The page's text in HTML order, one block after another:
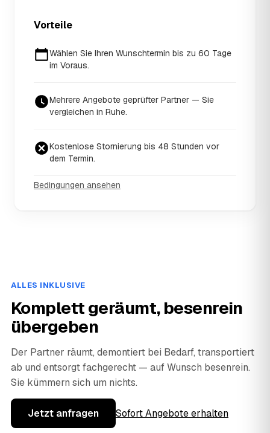
Vorteile
Wählen Sie Ihren Wunschtermin bis zu 60 Tage
im Voraus.
Mehrere Angebote geprüfter Partner — Sie
vergleichen in Ruhe.
Kostenlose Stornierung bis 48 Stunden vor
dem Termin.
Bedingungen ansehen
ALLES INKLUSIVE
Komplett geräumt, besenrein
übergeben
Der Partner räumt, demontiert bei Bedarf, transportiert
ab und entsorgt fachgerecht — auf Wunsch besenrein.
Sie kümmern sich um nichts.
Jetzt anfragen Sofort Angebote erhalten